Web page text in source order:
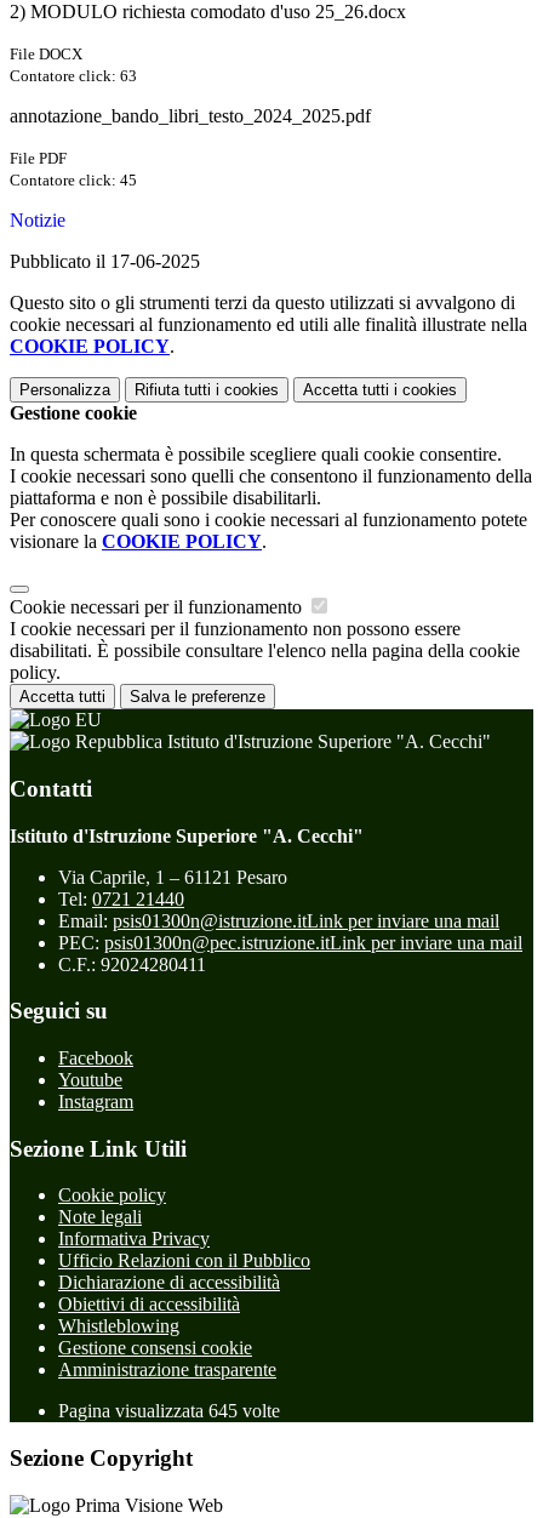
2) MODULO richiesta comodato d'uso 25_26.docx
File DOCX
Contatore click: 63
annotazione_bando_libri_testo_2024_2025.pdf
File PDF
Contatore click: 45
Notizie
Pubblicato il 17-06-2025
Questo sito o gli strumenti terzi da questo utilizzati si avvalgono di
cookie necessari al funzionamento ed utili alle finalità illustrate nella
COOKIE POLICY.
Personalizza Rifiuta tutti i cookies Accetta tutti i cookies
Gestione cookie
In questa schermata è possibile scegliere quali cookie consentire.
I cookie necessari sono quelli che consentono il funzionamento della
piattaforma e non è possibile disabilitarli.
Per conoscere quali sono i cookie necessari al funzionamento potete
visionare la COOKIE POLICY.
Cookie necessari per il funzionamento
I cookie necessari per il funzionamento non possono essere
disabilitati. È possibile consultare l'elenco nella pagina della cookie
policy.
Accetta tutti Salva le preferenze
Istituto d'Istruzione Superiore "A. Cecchi"
Contatti
Istituto d'Istruzione Superiore "A. Cecchi"
Via Caprile, 1 – 61121 Pesaro
Tel: 0721 21440
Email: psis01300n@istruzione.itLink per inviare una mail
PEC: psis01300n@pec.istruzione.itLink per inviare una mail
C.F.: 92024280411
Seguici su
Facebook
Youtube
Instagram
Sezione Link Utili
Cookie policy
Note legali
Informativa Privacy
Ufficio Relazioni con il Pubblico
Dichiarazione di accessibilità
Obiettivi di accessibilità
Whistleblowing
Gestione consensi cookie
Amministrazione trasparente
Pagina visualizzata 645 volte
Sezione Copyright